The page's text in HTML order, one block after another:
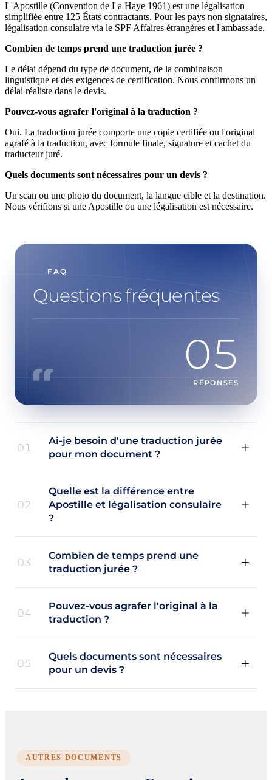
L'Apostille (Convention de La Haye 1961) est une légalisation
simplifiée entre 125 États contractants. Pour les pays non signataires,
légalisation consulaire via le SPF Affaires étrangères et l'ambassade.
Combien de temps prend une traduction jurée ?
Le délai dépend du type de document, de la combinaison
linguistique et des exigences de certification. Nous confirmons un
délai réaliste dans le devis.
Pouvez-vous agrafer l'original à la traduction ?
Oui. La traduction jurée comporte une copie certifiée ou l'original
agrafé à la traduction, avec formule finale, signature et cachet du
traducteur juré.
Quels documents sont nécessaires pour un devis ?
Un scan ou une photo du document, la langue cible et la destination.
Nous vérifions si une Apostille ou une légalisation est nécessaire.
FAQ
Questions fréquentes
05
RÉPONSES
01
Ai-je besoin d'une traduction jurée
pour mon document ?
02
Quelle est la différence entre
Apostille et légalisation consulaire
?
03
Combien de temps prend une
traduction jurée ?
04
Pouvez-vous agrafer l'original à la
traduction ?
05
Quels documents sont nécessaires
pour un devis ?
AUTRES DOCUMENTS